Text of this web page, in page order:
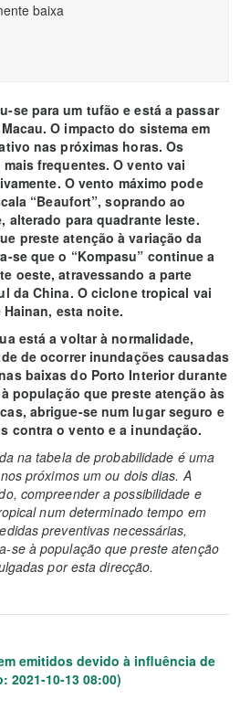
baixa
se para um tufão e está a passar
O impacto do sistema em
nas próximas horas. Os
frequentes. O vento vai
O vento máximo pode
“Beaufort”, soprando ao
alterado para quadrante leste.
preste atenção à variação da
se que o “Kompasu” continue a
oeste, atravessando a parte
da China. O ciclone tropical vai
esta noite.
está a voltar à normalidade,
de ocorrer inundações causadas
baixas do Porto Interior durante
população que preste atenção às
abrigue-se num lugar seguro e
contra o vento e a inundação.
na tabela de probabilidade é uma
próximos um ou dois dias. A
compreender a possibilidade e
num determinado tempo em
preventivas necessárias,
se à população que preste atenção
por esta direcção.
emitidos devido à influência de
2021-10-13 08:00)